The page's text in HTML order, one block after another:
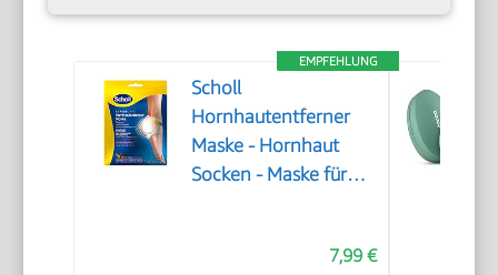
EMPFEHLUNG
Scholl
Hornhautentferner
Maske - Hornhaut
Socken - Maske für
7,99 €